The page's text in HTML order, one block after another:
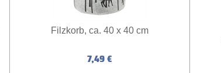
Filzkorb, ca. 40 x 40 cm
7,49 €